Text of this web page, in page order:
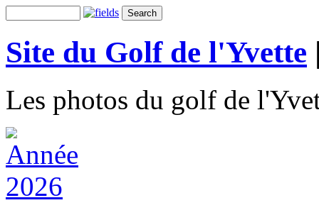
Site du Golf de l'Yvette
Les photos du golf de